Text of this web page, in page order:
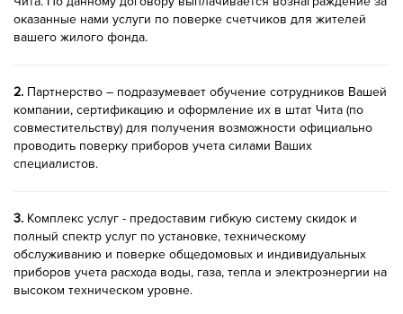
оказанные нами услуги по поверке счетчиков для жителей
вашего жилого фонда.
2. Партнерство – подразумевает обучение сотрудников Вашей
компании, сертификацию и оформление их в штат Чита (по
совместительству) для получения возможности официально
проводить поверку приборов учета силами Ваших
специалистов.
3. Комплекс услуг - предоставим гибкую систему скидок и
полный спектр услуг по установке, техническому
обслуживанию и поверке общедомовых и индивидуальных
приборов учета расхода воды, газа, тепла и электроэнергии на
высоком техническом уровне.